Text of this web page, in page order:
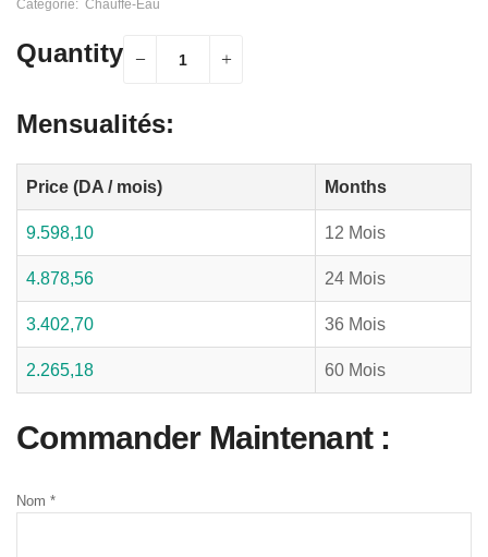
Categorie: Chauffe-Eau
Quantity
Mensualités:
Price (DA / mois) Months
9.598,10 12 Mois
4.878,56 24 Mois
3.402,70 36 Mois
2.265,18 60 Mois
Commander Maintenant :
Nom *